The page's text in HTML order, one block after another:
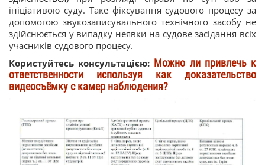
ініціативою суду. Таке фіксування судового процесу за
допомогою звукозаписувального технічного засобу не
здійснюється у випадку неявки на судове засідання всіх
учасників судового процесу.
Користуйтесь консультацією: Можно ли привлечь к
ответственности используя как доказательство
видеосъёмку с камер наблюдения?